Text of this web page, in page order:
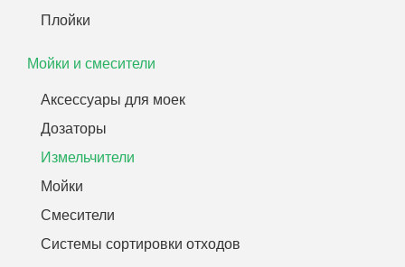
Плойки
Мойки и смесители
Аксессуары для моек
Дозаторы
Измельчители
Мойки
Смесители
Системы сортировки отходов